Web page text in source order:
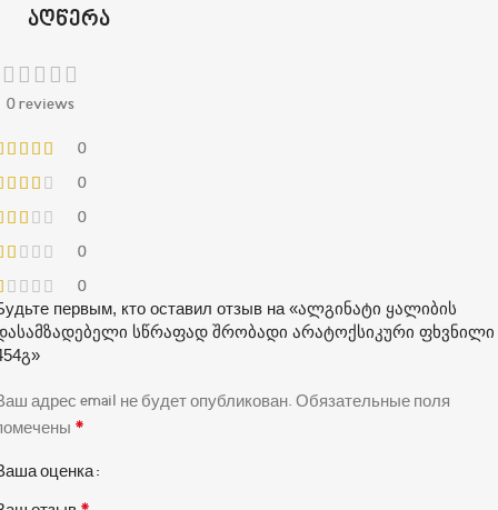
აღწერა
0 reviews
0
0
0
0
0
первым, кто оставил отзыв на «ალგინატი ყალიბის
სწრაფად შრობადი არატოქსიკური ფხვნილი
адрес email не будет опубликован. Обязательные поля
*
оценка